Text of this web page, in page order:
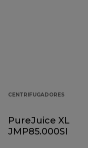
CENTRIFUGADORES
PureJuice XL
JMP85.000SI